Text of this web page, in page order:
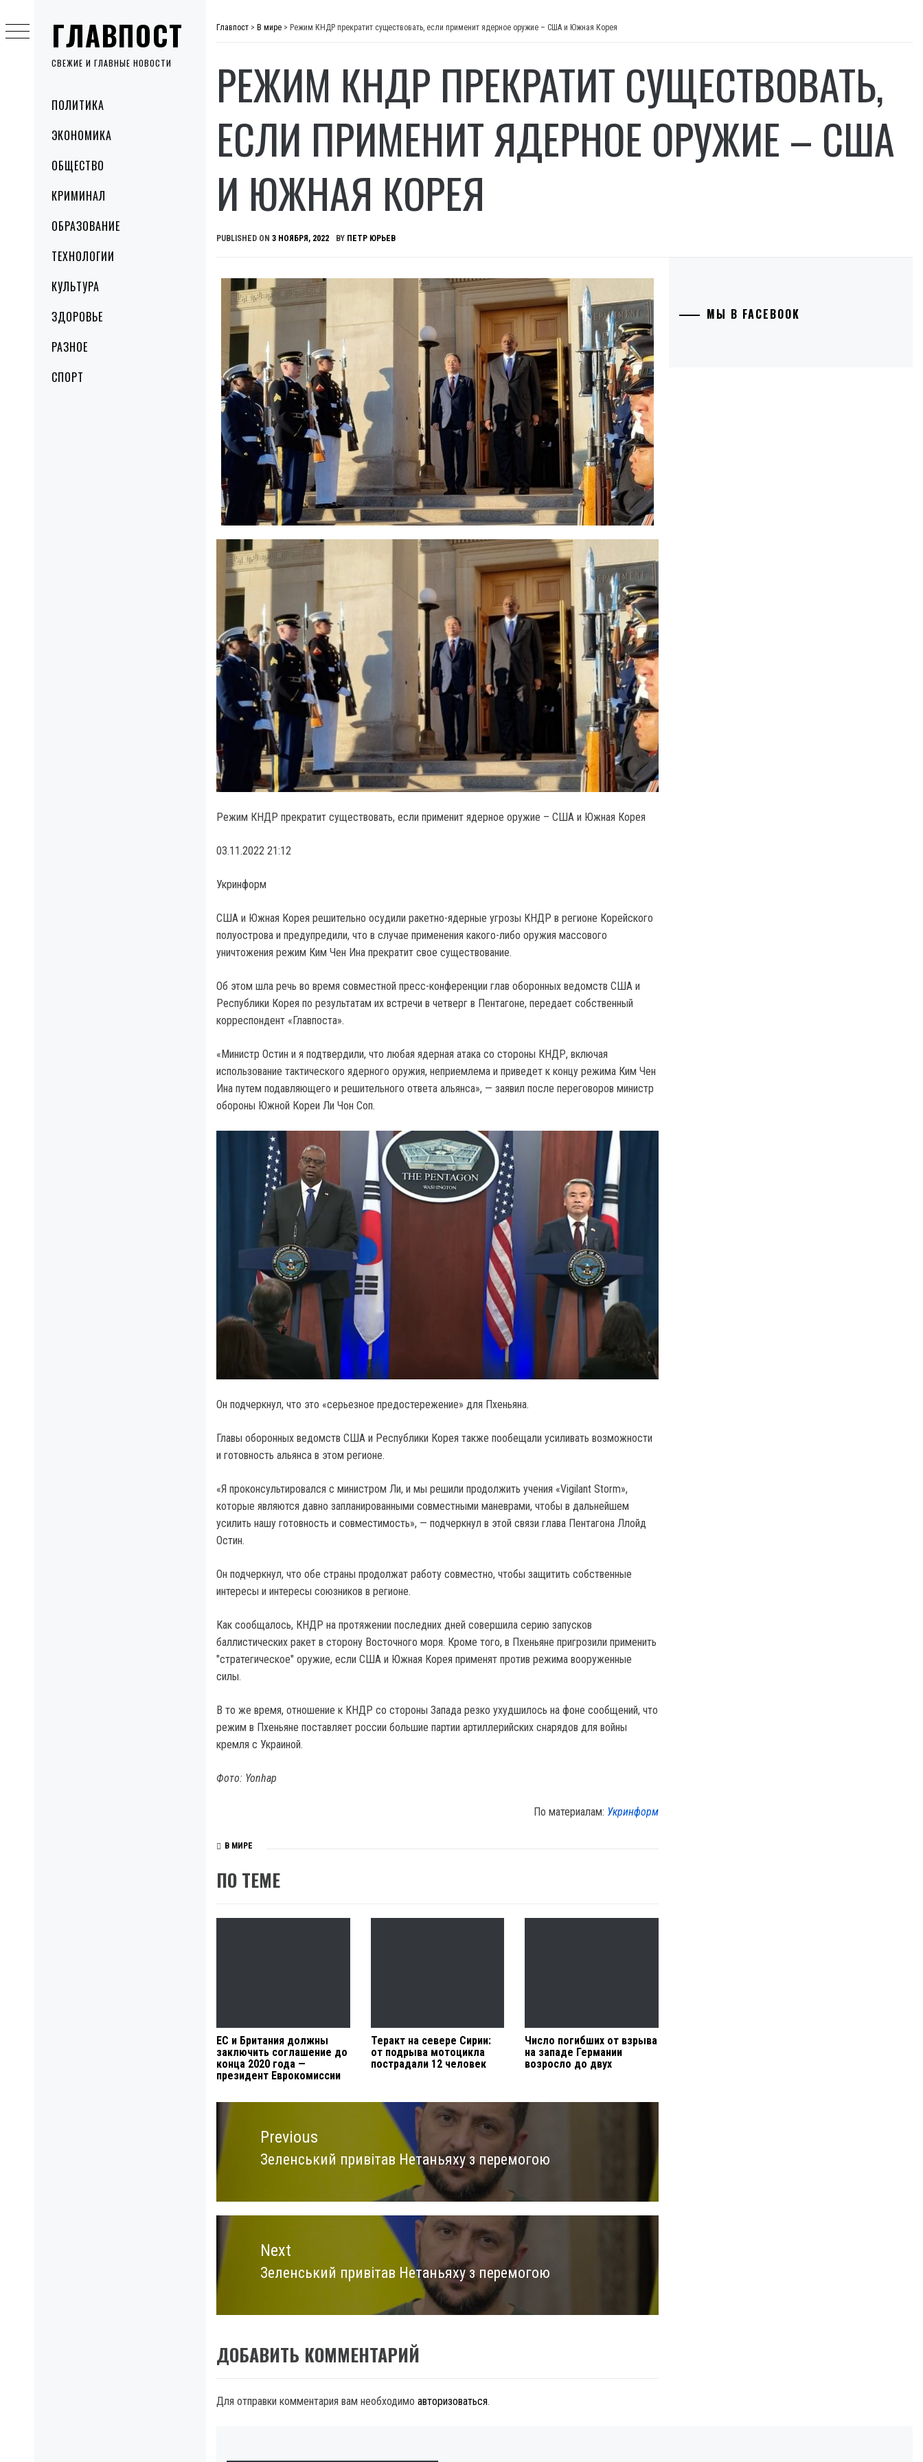
ГЛАВПОСТ
СВЕЖИЕ И ГЛАВНЫЕ НОВОСТИ
MenuПОЛИТИКА
ЭКОНОМИКА
ОБЩЕСТВО
КРИМИНАЛ
ОБРАЗОВАНИЕ
ТЕХНОЛОГИИ
КУЛЬТУРА
ЗДОРОВЬЕ
РАЗНОЕ
СПОРТ
to
content
Главпост > В мире > Режим КНДР прекратит существовать, если применит ядерное оружие – США и Южная Корея
РЕЖИМ КНДР ПРЕКРАТИТ СУЩЕСТВОВАТЬ,
ЕСЛИ ПРИМЕНИТ ЯДЕРНОЕ ОРУЖИЕ – США
И ЮЖНАЯ КОРЕЯ
PUBLISHED ON 3 НОЯБРЯ, 2022 BY ПЕТР ЮРЬЕВ
Режим КНДР прекратит существовать, если применит ядерное оружие – США и Южная Корея
03.11.2022 21:12
Укринформ
США и Южная Корея решительно осудили ракетно-ядерные угрозы КНДР в регионе Корейского
полуострова и предупредили, что в случае применения какого-либо оружия массового
уничтожения режим Ким Чен Ина прекратит свое существование.
Об этом шла речь во время совместной пресс-конференции глав оборонных ведомств США и
Республики Корея по результатам их встречи в четверг в Пентагоне, передает собственный
корреспондент «Главпоста».
«Министр Остин и я подтвердили, что любая ядерная атака со стороны КНДР, включая
использование тактического ядерного оружия, неприемлема и приведет к концу режима Ким Чен
Ина путем подавляющего и решительного ответа альянса», — заявил после переговоров министр
обороны Южной Кореи Ли Чон Соп.
Он подчеркнул, что это «серьезное предостережение» для Пхеньяна.
Главы оборонных ведомств США и Республики Корея также пообещали усиливать возможности
и готовность альянса в этом регионе.
«Я проконсультировался с министром Ли, и мы решили продолжить учения «Vigilant Storm»,
которые являются давно запланированными совместными маневрами, чтобы в дальнейшем
усилить нашу готовность и совместимость», — подчеркнул в этой связи глава Пентагона Ллойд
Остин.
Он подчеркнул, что обе страны продолжат работу совместно, чтобы защитить собственные
интересы и интересы союзников в регионе.
Как сообщалось, КНДР на протяжении последних дней совершила серию запусков
баллистических ракет в сторону Восточного моря. Кроме того, в Пхеньяне пригрозили применить
"стратегическое" оружие, если США и Южная Корея применят против режима вооруженные
силы.
В то же время, отношение к КНДР со стороны Запада резко ухудшилось на фоне сообщений, что
режим в Пхеньяне поставляет россии большие партии артиллерийских снарядов для войны
кремля с Украиной.
Фото: Yonhap
По материалам: Укринформ
В МИРЕ
ПО ТЕМЕ
ЕС и Британия должны
заключить соглашение до
конца 2020 года —
президент Еврокомиссии
Теракт на севере Сирии:
от подрыва мотоцикла
пострадали 12 человек
Число погибших от взрыва
на западе Германии
возросло до двух
Навигация
по
записямPrevious
Previous
Зеленський привітав Нетаньяху з перемогою
Next
Next
Зеленський привітав Нетаньяху з перемогою
ДОБАВИТЬ КОММЕНТАРИЙ
Для отправки комментария вам необходимо авторизоваться.
МЫ В FACEBOOK